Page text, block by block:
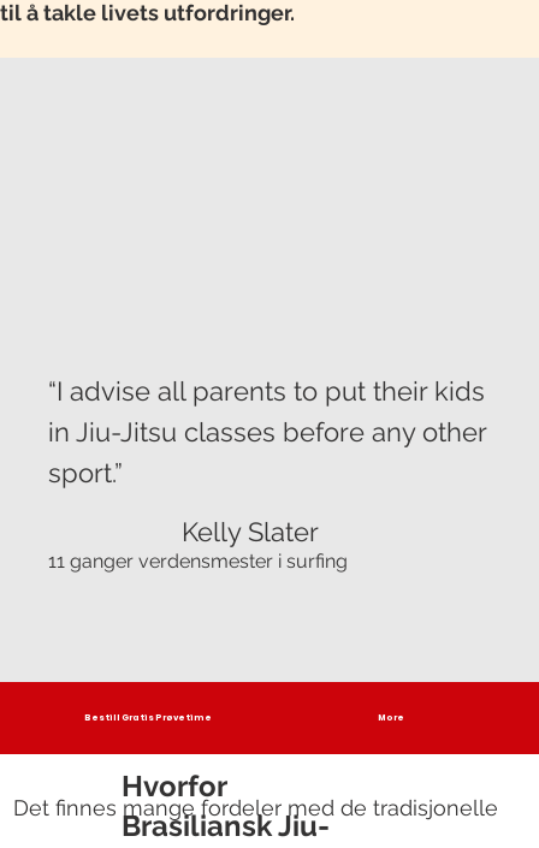
til å takle livets utfordringer.
Hvorfor
Brasiliansk Jiu-
Det finnes mange fordeler med de tradisjonelle
“I advise all parents to put their kids
in Jiu-Jitsu classes before any other
sport.”
Kelly Slater
11 ganger verdensmester i surfing
Bestill Gratis Prøvetime More